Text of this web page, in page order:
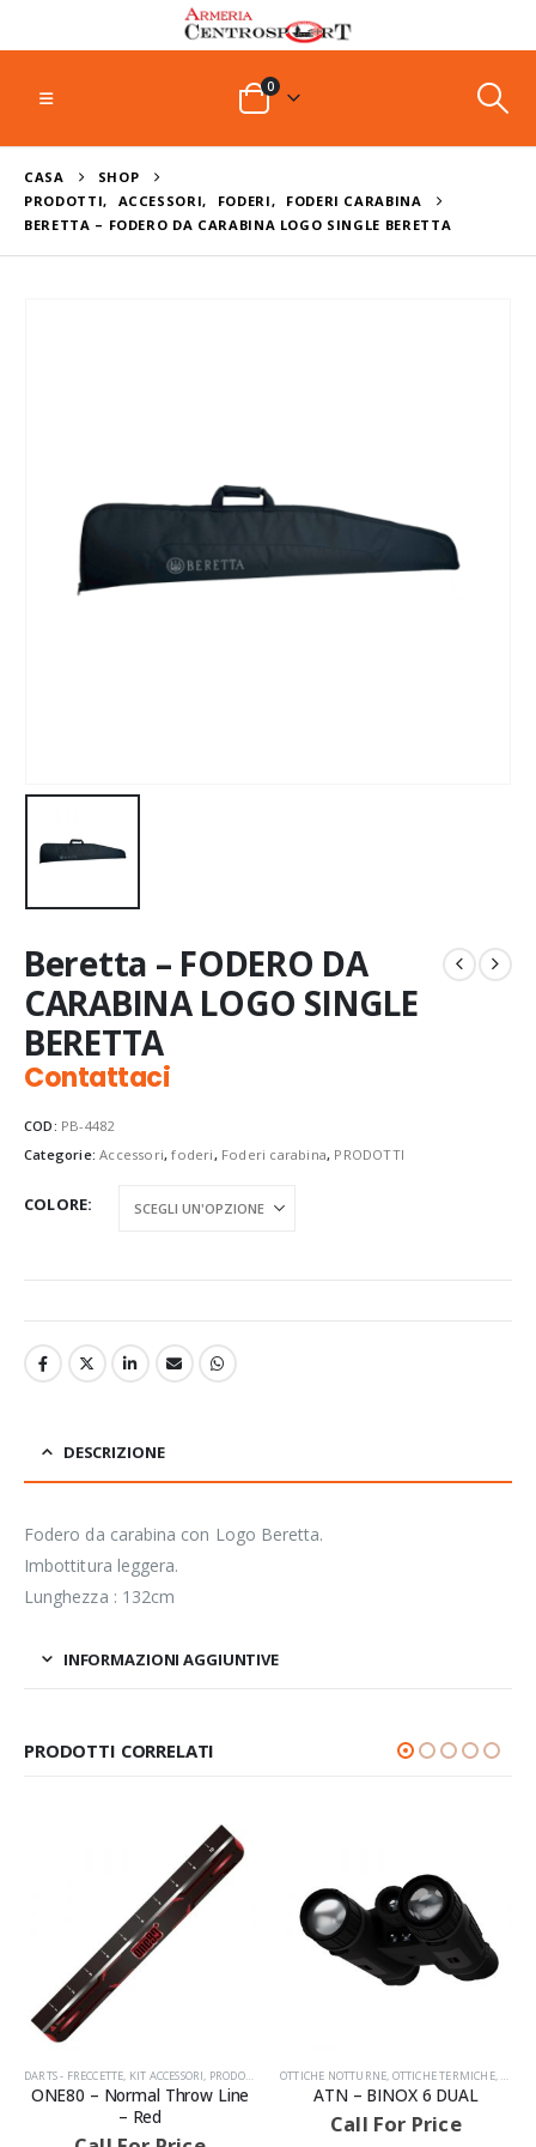
0
CASA
SHOP
PRODOTTI, ACCESSORI, FODERI,
FODERI CARABINA
BERETTA – FODERO DA CARABINA LOGO SINGLE BERETTA
Beretta – FODERO DA
CARABINA LOGO SINGLE
BERETTA
Contattaci
COD: PB-4482
Categorie:Accessori,foderi , Foderi carabina, PRODOTTI
COLORE
DESCRIZIONE
Fodero da carabina con Logo Beretta.
Imbottitura leggera.
Lunghezza : 132cm
INFORMAZIONI AGGIUNTIVE
PRODOTTI CORRELATI
OTTICHE NOTTURNE,OTTICHE TERMICHE,PRODOTTI
ATN – BINOX 6 DUAL
Call For Price
ACCESSORI,PRODOTTI,PRODOTTI MANUTENZIONE
roc import – LE
GUN CLEANING ROPE
AVVISIAMO LA GENTILE CLIENTELA